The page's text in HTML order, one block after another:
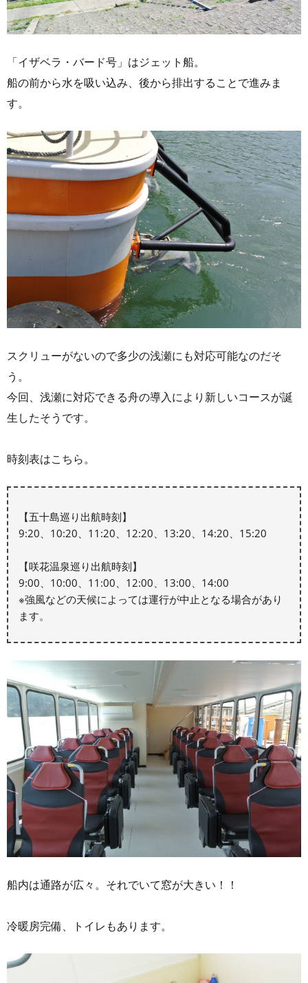
「イザベラ・バード号」はジェット船。
船の前から水を吸い込み、後から排出することで進みま
す。
スクリューがないので多少の浅瀬にも対応可能なのだそ
う。
今回、浅瀬に対応できる舟の導入により新しいコースが誕
生したそうです。
時刻表はこちら。
【五十島巡り出航時刻】
9:20、10:20、11:20、12:20、13:20、14:20、15:20
【咲花温泉巡り出航時刻】
9:00、10:00、11:00、12:00、13:00、14:00
※強風などの天候によっては運行が中止となる場合があり
ます。
船内は通路が広々。それでいて窓が大きい！！
冷暖房完備、トイレもあります。